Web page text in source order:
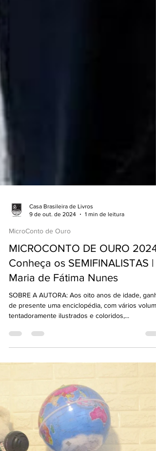
Casa Brasileira de Livros
9 de out. de 2024
1 min de leitura
MicroConto de Ouro
MICROCONTO DE OURO 2024
Conheça os SEMIFINALISTAS |
Maria de Fátima Nunes
SOBRE A AUTORA: Aos oito anos de idade,